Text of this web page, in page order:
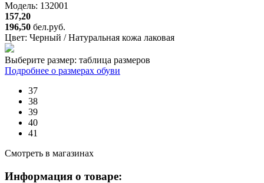
Модель: 132001
157,20
196,50 бел.руб.
Цвет: Черный / Натуральная кожа лаковая
Выберите размер: таблица размеров
Подробнее о размерах обуви
37
38
39
40
41
Смотреть в магазинах
Информация о товаре: